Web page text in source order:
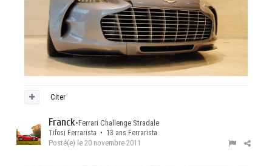
Citer
Franck•Ferrari Challenge Stradale
Tifosi Ferrarista • 13 ans Ferrarista
Posté(e) le 20 novembre 2011